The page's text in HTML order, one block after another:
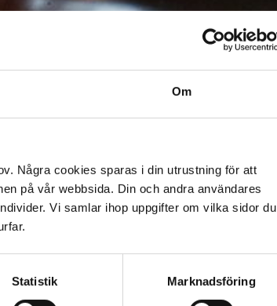
Om
Några cookies sparas i din utrustning för att
på vår webbsida. Din och andra användares
Vi samlar ihop uppgifter om vilka sidor du
Statistik Marknadsföring
Betalning av en fiberanslutning
eller störningar på ditt tv-abonnemang
när operatören skickat
som skickats under några dagar
upp utlandsspärr för surf
inom EU var tillräckligt tydlig